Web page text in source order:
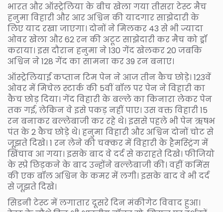
भारत और ऑस्ट्रेलिया के बीच खेला गया तीसरा टेस्ट मैच
हनुमा विहारी और आर अश्विन की यादगार साझेदारी के
लिए याद रखा जाएगा। दोनों ने मिलकर 43 से भी ज्यादा
ओवर खेला और 62 रन की अटूट साझेदारी कर मैच को ड्रॉ
कराया। इस दौरान हनुमा ने 130 गेंद खेलकर 20 जबकि
अश्विन ने 128 गेंद का सामना कर 39 रन बनाए।
ऑस्ट्रेलियाई कप्तान टिम पेन ने आज तीन कैच छोड़े। 123वें
ओवर में मिचेल स्टार्क की 5वीं बॉल पर पेन ने विहारी का
कैच छोड़ दिया। गेंद विहारी के बल्ले का किनारा लेकर पेन
तक गई, लेकिन वे इसे पकड़ नहीं पाए। उस वक्त विहारी 15
रन बनाकर बल्लेबाजी कर रहे थे। इससे पहले भी पेन ऋषभ
पंत के 2 कैच छोड़े थे। हनुमा विहारी और अश्विन दोनों चोट से
जूझते दिखे। 1 रन लेने की चक्कर में विहारी के हैमस्ट्रिंग में
खिंचाव आ गया। इसके बाद वे दर्द से कराहते दिखे। फीजियो
के स्प्रे छिड़कने के बाद उन्होंने बल्लेबाजी की। वहीं कमिंस
की एक बॉल अश्विन के कमर में लगी। इसके बाद वे भी दर्द
से जूझते दिखे।
सिडनी टेस्ट में लगातार दूसरे दिन मंकीगेट विवाद हुआ।